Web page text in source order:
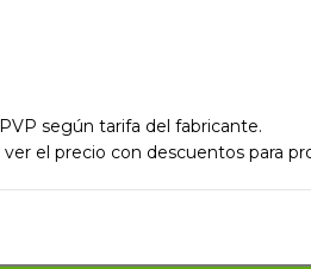
según tarifa del fabricante.
ver el precio con descuentos para